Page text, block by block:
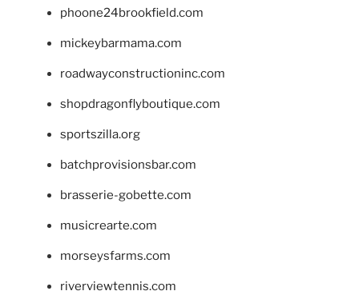
phoone24brookfield.com
mickeybarmama.com
roadwayconstructioninc.com
shopdragonflyboutique.com
sportszilla.org
batchprovisionsbar.com
brasserie-gobette.com
musicrearte.com
morseysfarms.com
riverviewtennis.com